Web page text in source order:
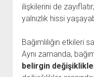
ilişkilerini de
yalnızlık hissi
Bağımlılığın etkileri
Aynı zamanda,
belirgin